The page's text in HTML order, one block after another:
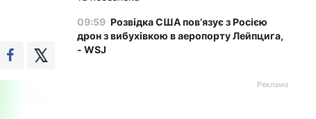
09:59 Розвідка США пов’язує з Росією
дрон з вибухівкою в аеропорту Лейпцига,
- WSJ
Реклама